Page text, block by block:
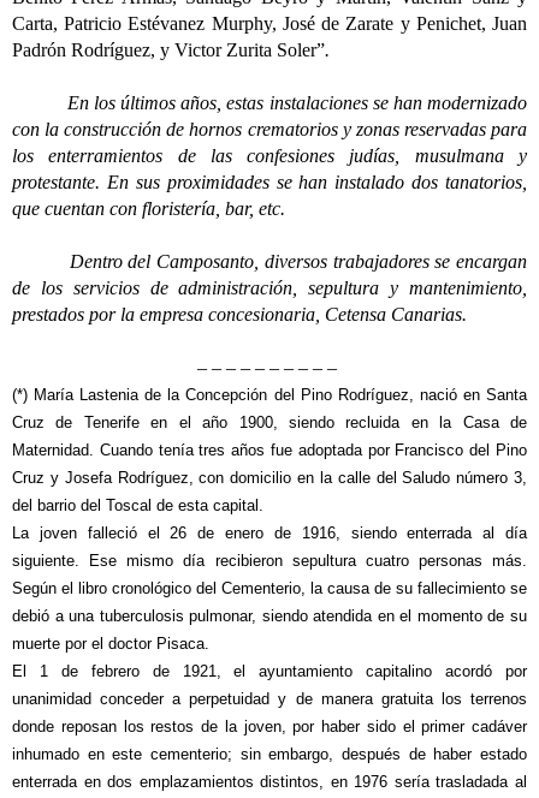
Carta, Patricio Estévanez Murphy, José de Zarate y Penichet, Juan
Padrón Rodríguez, y Victor Zurita Soler”.
En los últimos años, estas instalaciones se han modernizado
con la construcción de hornos crematorios y zonas reservadas para
los enterramientos de las confesiones judías, musulmana y
protestante. En sus proximidades se han instalado dos tanatorios,
que cuentan con floristería, bar, etc.
Dentro del Camposanto, diversos trabajadores se encargan
de los servicios de administración, sepultura y mantenimiento,
prestados por la empresa concesionaria, Cetensa Canarias.
– – – – – – – – – –
(*) María Lastenia de la Concepción del Pino Rodríguez, nació en Santa
Cruz de Tenerife en el año 1900, siendo recluida en la Casa de
Maternidad. Cuando tenía tres años fue adoptada por Francisco del Pino
Cruz y Josefa Rodríguez, con domicilio en la calle del Saludo número 3,
del barrio del Toscal de esta capital.
La joven falleció el 26 de enero de 1916, siendo enterrada al día
siguiente. Ese mismo día recibieron sepultura cuatro personas más.
Según el libro cronológico del Cementerio, la causa de su fallecimiento se
debió a una tuberculosis pulmonar, siendo atendida en el momento de su
muerte por el doctor Pisaca.
El 1 de febrero de 1921, el ayuntamiento capitalino acordó por
unanimidad conceder a perpetuidad y de manera gratuita los terrenos
donde reposan los restos de la joven, por haber sido el primer cadáver
inhumado en este cementerio; sin embargo, después de haber estado
enterrada en dos emplazamientos distintos, en 1976 sería trasladada al